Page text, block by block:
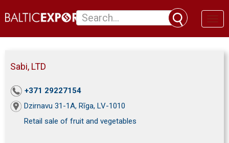
Sabi, LTD
+371 29227154
Dzirnavu 31-1A, Rīga, LV-1010
Retail sale of fruit and vegetables